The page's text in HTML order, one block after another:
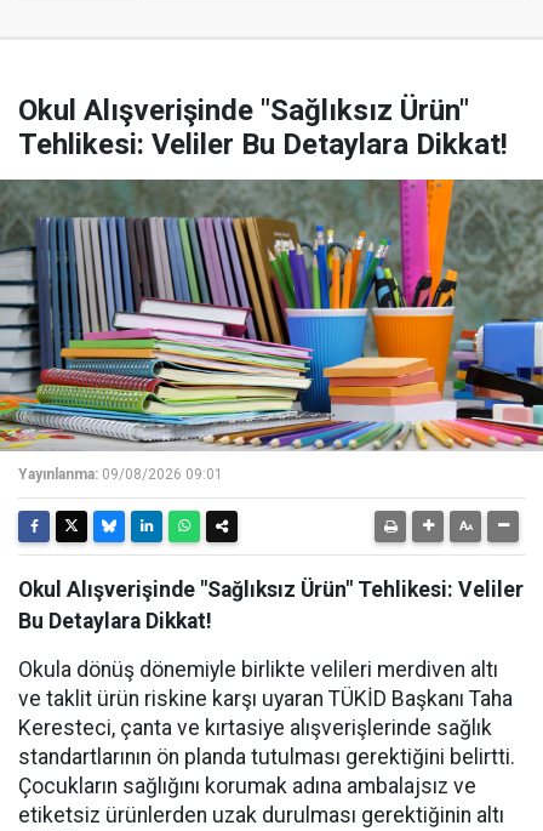
Okul Alışverişinde "Sağlıksız Ürün"
Tehlikesi: Veliler Bu Detaylara Dikkat!
Yayınlanma: 09/08/2026 09:01
Okul Alışverişinde "Sağlıksız Ürün" Tehlikesi: Veliler
Bu Detaylara Dikkat!
Okula dönüş dönemiyle birlikte velileri merdiven altı
ve taklit ürün riskine karşı uyaran TÜKİD Başkanı Taha
Keresteci, çanta ve kırtasiye alışverişlerinde sağlık
standartlarının ön planda tutulması gerektiğini belirtti.
Çocukların sağlığını korumak adına ambalajsız ve
etiketsiz ürünlerden uzak durulması gerektiğinin altı